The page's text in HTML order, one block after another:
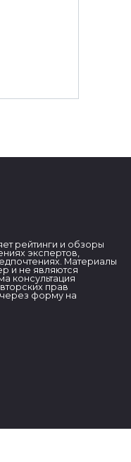
рейтинги и обзоры
экспертов,
Материалы
и не являются
консультация
прав
через форму на